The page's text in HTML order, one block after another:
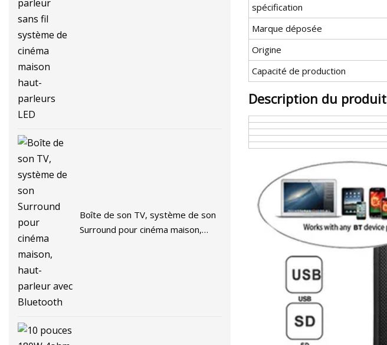
Boîte de son TV, système de son
Surround pour cinéma maison,
spécification
Marque déposée
Origine
Capacité de production
Description du produit